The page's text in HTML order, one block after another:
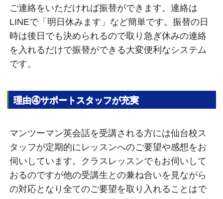
ご連絡をいただければ振替ができます。連絡は
LINEで「明日休みます」など簡単です。振替の日
時は後日でも決められるので取り急ぎ休みの連絡
を入れるだけで振替ができる大変便利なシステム
です。
理由④サポートスタッフが充実
マンツーマン英会話を受講される方には仙台校ス
タッフが定期的にレッスンへのご要望や感想をお
伺いしています。クラスレッスンでもお伺いして
おるのですが他の受講生との兼ね合いを見ながら
の対応となり全てのご要望を取り入れることはで